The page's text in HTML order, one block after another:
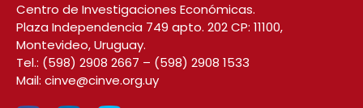
Centro de Investigaciones Económicas.
Plaza Independencia 749 apto. 202 CP: 11100,
Montevideo, Uruguay.
Tel.: (598) 2908 2667 – (598) 2908 1533
Mail: cinve@cinve.org.uy